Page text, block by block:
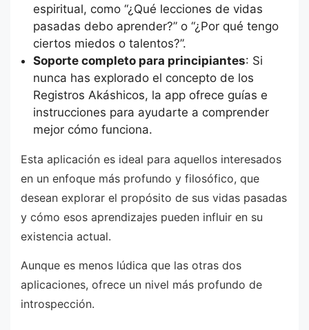
espiritual, como “¿Qué lecciones de vidas
pasadas debo aprender?” o “¿Por qué tengo
ciertos miedos o talentos?”.
Soporte completo para principiantes: Si
nunca has explorado el concepto de los
Registros Akáshicos, la app ofrece guías e
instrucciones para ayudarte a comprender
mejor cómo funciona.
Esta aplicación es ideal para aquellos interesados
en un enfoque más profundo y filosófico, que
desean explorar el propósito de sus vidas pasadas
y cómo esos aprendizajes pueden influir en su
existencia actual.
Aunque es menos lúdica que las otras dos
aplicaciones, ofrece un nivel más profundo de
introspección.